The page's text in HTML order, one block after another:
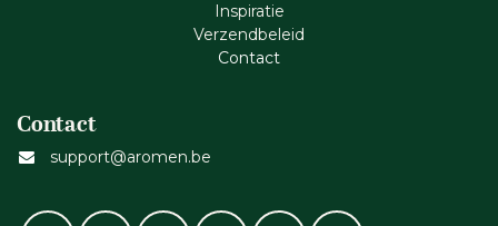
Inspiratie
Verzendbeleid
Cont​act
Contact
support@aromen.be